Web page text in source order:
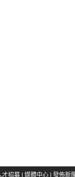
才招募 媒體中心 發佈新